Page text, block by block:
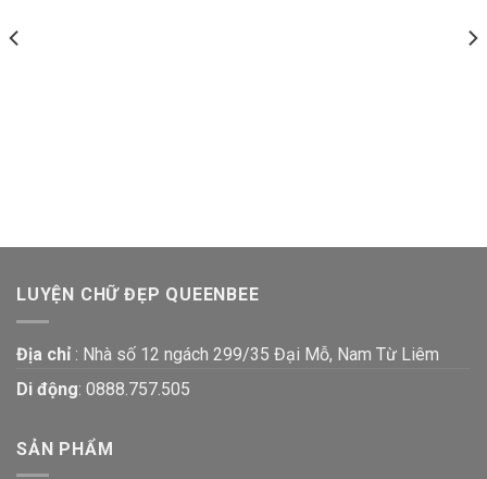
LUYỆN CHỮ ĐẸP QUEENBEE
Địa chỉ : Nhà số 12 ngách 299/35 Đại Mỗ, Nam Từ Liêm
Di động: 0888.757.505
SẢN PHẨM